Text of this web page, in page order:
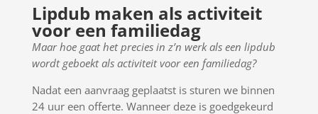
Lipdub maken als activiteit
voor een familiedag
Maar hoe gaat het precies in z’n werk als een lipdub
wordt geboekt als activiteit voor een familiedag?
Nadat een aanvraag geplaatst is sturen we binnen
24 uur een offerte. Wanneer deze is goedgekeurd